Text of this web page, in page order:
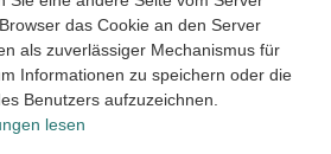
das Cookie an den Server
als zuverlässiger Mechanismus für
Informationen zu speichern oder die
Benutzers aufzuzeichnen.
lesen